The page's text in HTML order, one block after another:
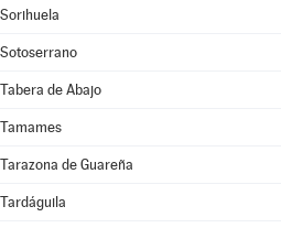
Sorihuela
Sotoserrano
Tabera de Abajo
Tamames
Tarazona de Guareña
Tardáguila